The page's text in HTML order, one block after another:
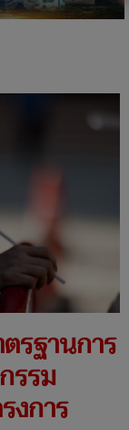
รฐานการ
รรม
งการ